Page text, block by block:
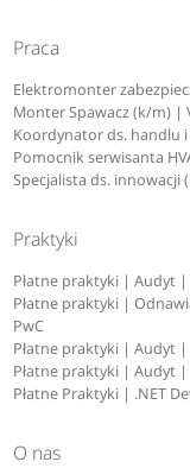
Praca
Elektromonter
Monter Spawacz (k/m) |
Koordynator ds. handlu
Pomocnik serwisanta
Specjalista ds. innowacji
Praktyki
Płatne praktyki | Audyt |
Płatne praktyki |
PwC
Płatne praktyki | Audyt |
Płatne praktyki | Audyt |
Płatne Praktyki | .NET
O nas